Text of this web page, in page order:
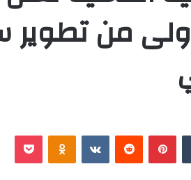
من
بينتيريست